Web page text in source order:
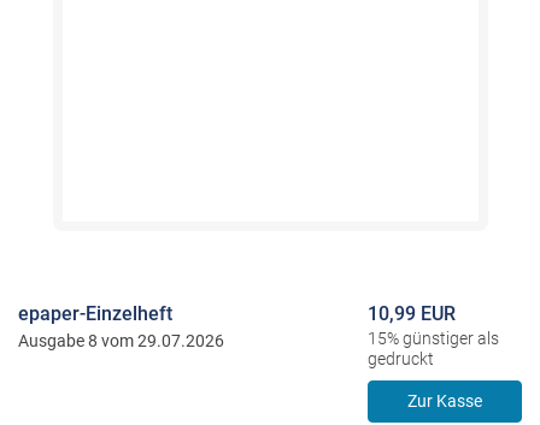
epaper-Einzelheft
Ausgabe 8 vom 29.07.2026
10,99 EUR
15% günstiger als
gedruckt
Zur Kasse